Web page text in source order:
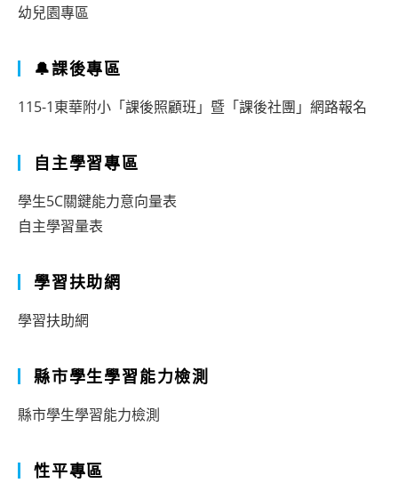
幼兒園專區
🔔課後專區
115-1東華附小「課後照顧班」暨「課後社團」網路報名
自主學習專區
學生5C關鍵能力意向量表
自主學習量表
學習扶助網
學習扶助網
縣市學生學習能力檢測
縣市學生學習能力檢測
性平專區